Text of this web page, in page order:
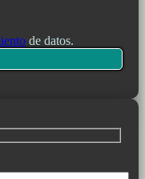
de datos.